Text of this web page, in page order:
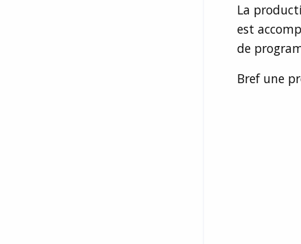
La
est
de
Bref une